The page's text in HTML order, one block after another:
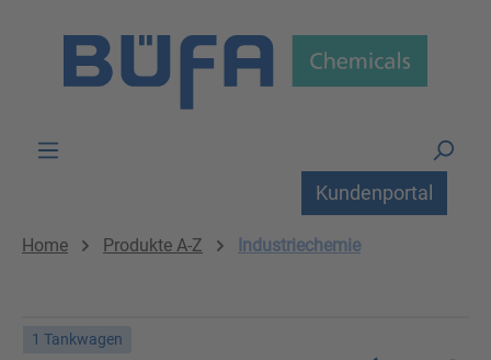
Kundenportal
Home Produkte A-Z Industriechemie
1 Tankwagen